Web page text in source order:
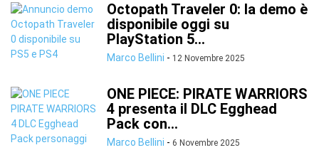
Octopath Traveler 0: la demo è
disponibile oggi su
PlayStation 5...
Marco Bellini - 12 Novembre 2025
ONE PIECE: PIRATE WARRIORS
4 presenta il DLC Egghead
Pack con...
Marco Bellini - 6 Novembre 2025